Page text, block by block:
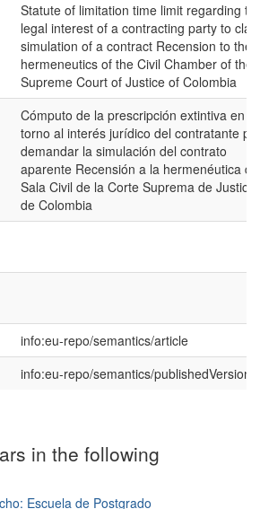
Statute of limitation time limit regarding
legal interest of a contracting party to
simulation of a contract Recension to the
hermeneutics of the Civil Chamber of the
Supreme Court of Justice of Colombia
Cómputo de la prescripción extintiva en
torno al interés jurídico del contratante
demandar la simulación del contrato
aparente Recensión a la hermenéutica
Sala Civil de la Corte Suprema de Justicia
de Colombia
info:eu-repo/semantics/article
info:eu-repo/semantics/publishedVersion
in the following
Escuela de Postgrado